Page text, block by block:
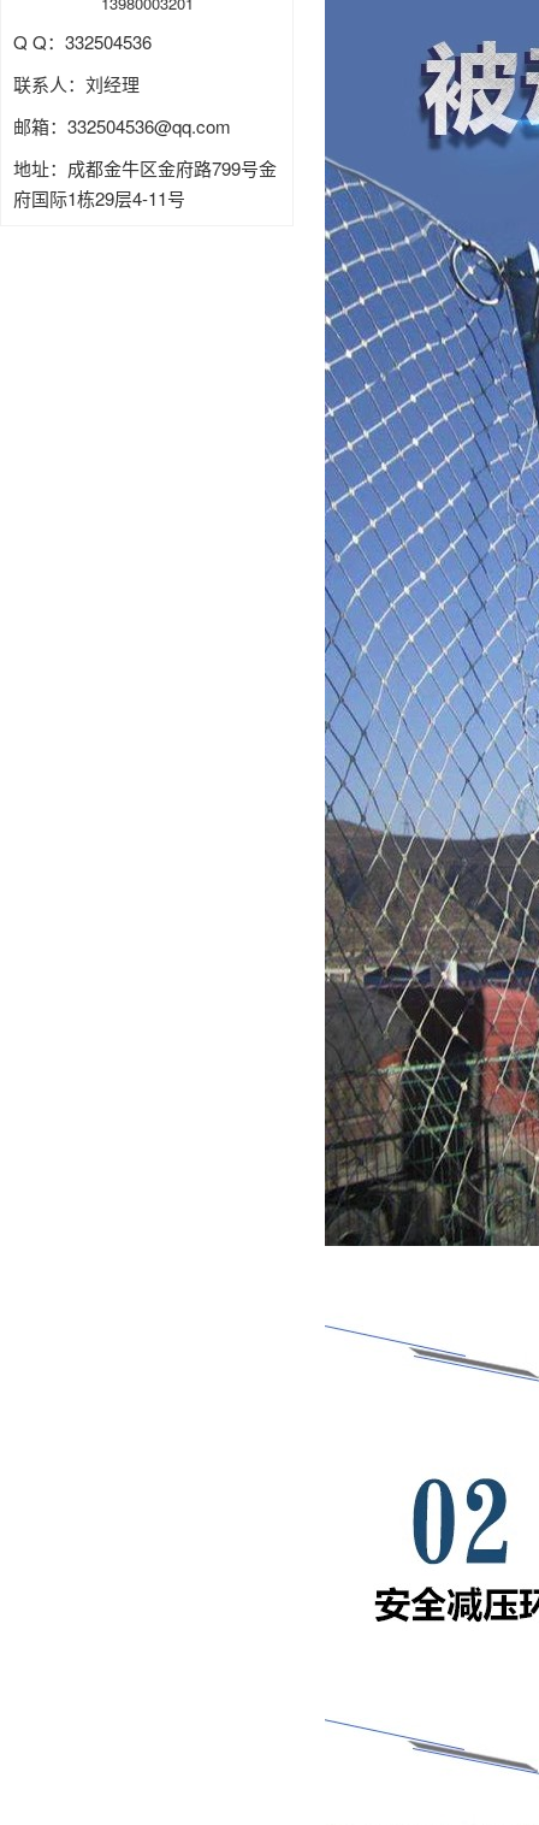
Q Q：332504536
联系人：刘经理
邮箱： 332504536@qq.com
地址：成都金牛区金府路799号金
府国际1栋29层4-11号